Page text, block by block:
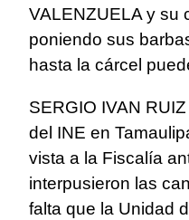
VALENZUELA y su
poniendo sus
hasta la cárcel
SERGIO IVAN
del INE en
vista a la Fiscalía
interpusieron las
falta que la Unidad